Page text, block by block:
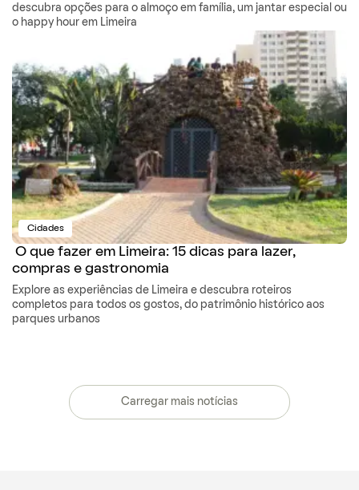
descubra opções para o almoço em família, um jantar especial ou
o happy hour em Limeira
Cidades
O que fazer em Limeira: 15 dicas para lazer,
compras e gastronomia
Explore as experiências de Limeira e descubra roteiros
completos para todos os gostos, do patrimônio histórico aos
parques urbanos
Carregar mais notícias